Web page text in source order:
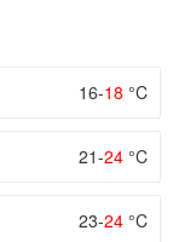
16-18 °C
21-24 °C
23-24 °C